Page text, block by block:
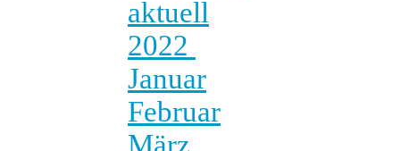
aktuell
2022
Januar
Februar